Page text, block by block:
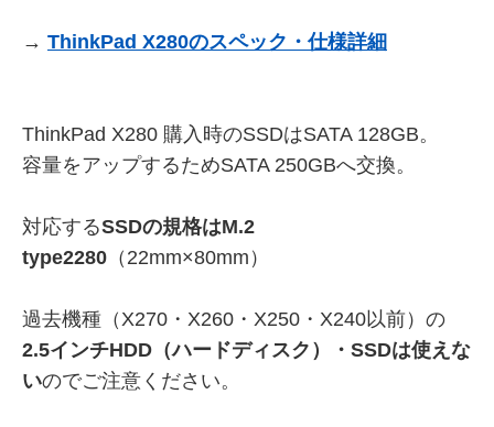
→ ThinkPad X280のスペック・仕様詳細
ThinkPad X280 購入時のSSDはSATA 128GB。
容量をアップするためSATA 250GBへ交換。
対応するSSDの規格はM.2
type2280 （22mm×80mm）
過去機種（X270・X260・X250・X240以前）の
2.5インチHDD（ハードディスク）・SSDは使えな
いのでご注意ください。